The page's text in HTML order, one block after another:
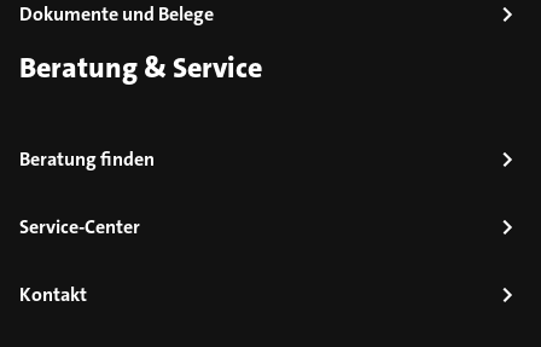
Dokumente und Belege
Beratung & Service
Beratung finden
Service-Center
Kontakt